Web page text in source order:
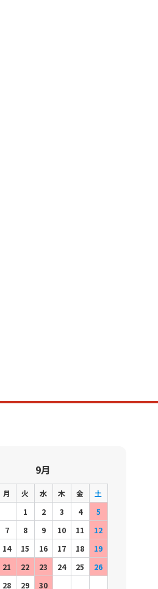
9月
月 火 水 木 金
土
1
2 3 4
5
7 8 9 10 11
12
14 15 16 17 18
19
21 22 23 24 25
26
28 29 30